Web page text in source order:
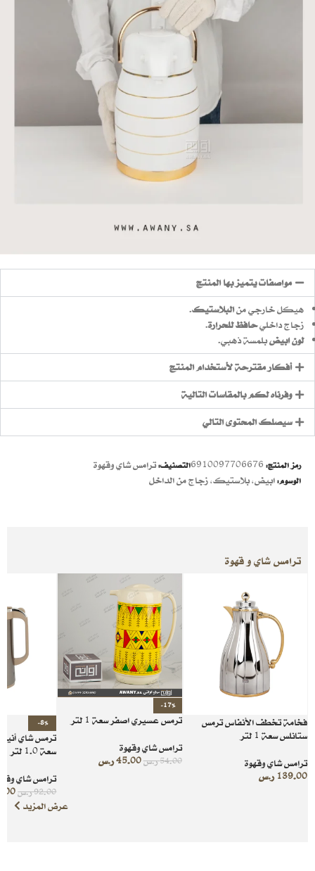
مواصفات يتميز بها المنتج
هيكل خارجي منالبلاستيك.
زجاج داخليحافظ للحرارة.
لون ابيضبلمسة ذهبي.
أفكار مقترحة لأستخدام المنتج
وفرناه لكم بالمقاسات التالية
سيصلك المحتوى التالي
رمز المنتج: 6910097706676التصنيف:ترامس شاي وقهوة
الوسوم:ابيض,بلاستيك,زجاج من الداخل
ترامس شاي و قهوة
فخامة تخطف الأنفاس ترمس
ستانلس سعة 1 لتر
ترامس شاي وقهوة
139.00 ر.س
-17%
ترمس عسيري اصفر سعة 1 لتر
ترامس شاي وقهوة
54.00ر.س45.00ر.س
-8%
ترمس شاي
سعة 1.0 لتر
ترامس شاي
92.00ر.س
عرض المزيد